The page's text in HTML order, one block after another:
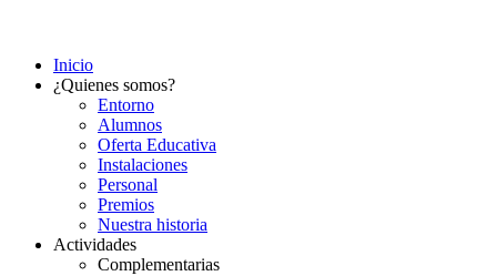
Inicio
¿Quienes somos?
Entorno
Alumnos
Oferta Educativa
Instalaciones
Personal
Premios
Nuestra historia
Actividades
Complementarias